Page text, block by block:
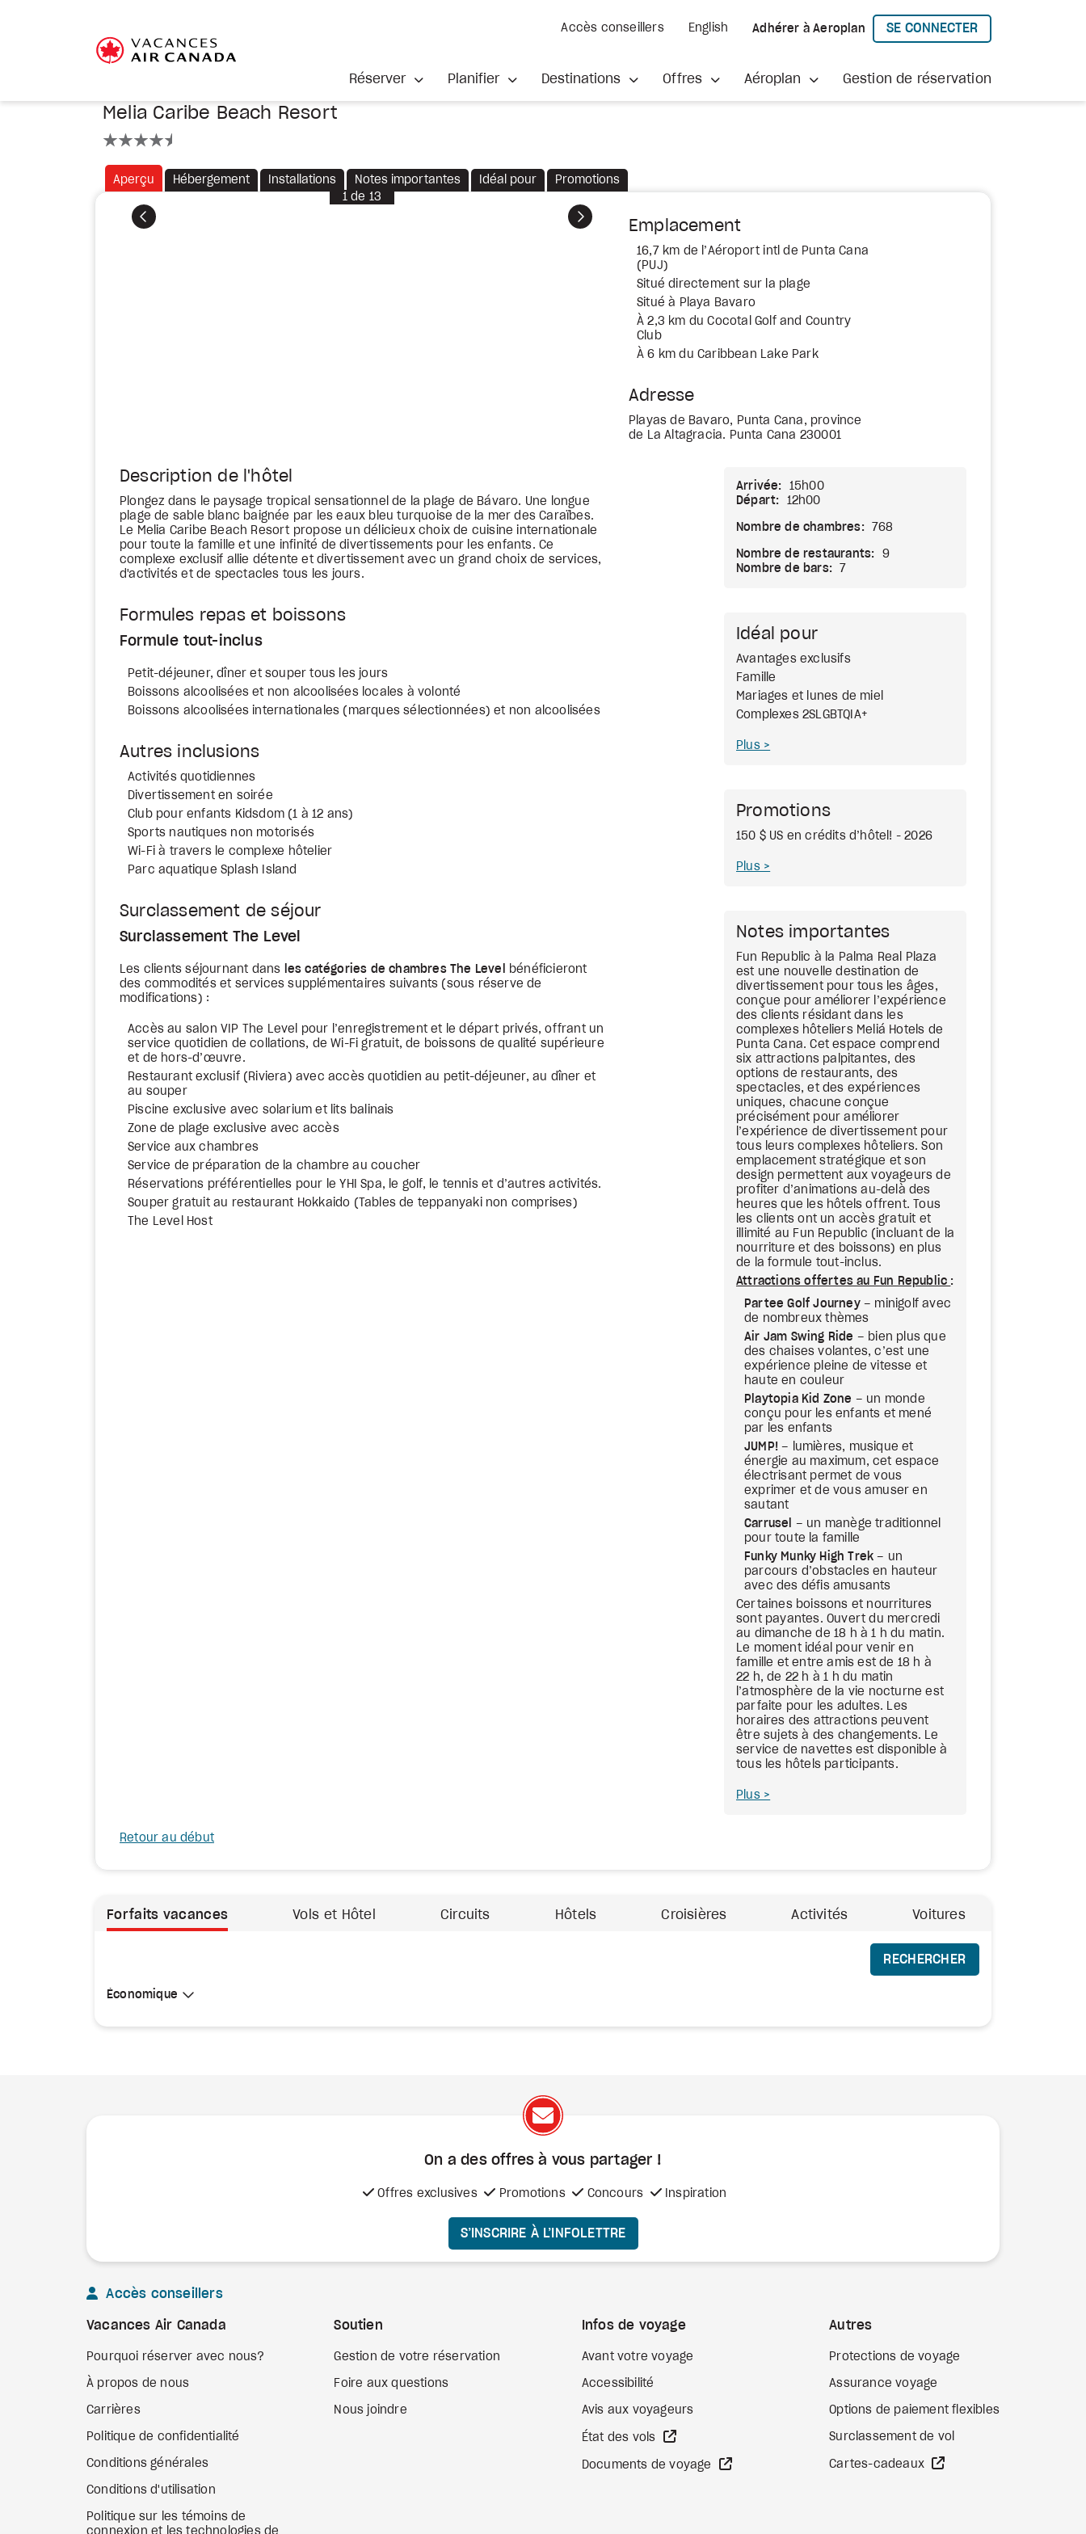
Accès conseillers English Adhérer à Aeroplan
SE CONNECTER
À AEROPLAN
Réserver Planifier Destinations Offres Aéroplan Gestion de réservation
Melia Caribe Beach Resort
Aperçu Hébergement Installations Notes importantes Idéal pour Promotions
Précédent Suivant
1de 13
Emplacement
16,7 km de l’Aéroport intl de Punta Cana
(PUJ)
Situé directement sur la plage
Situé à Playa Bavaro
À 2,3 km du Cocotal Golf and Country
Club
À 6 km du Caribbean Lake Park
Adresse
Playas de Bavaro, Punta Cana, province
de La Altagracia. Punta Cana 230001
Description de l'hôtel
Plongez dans le paysage tropical sensationnel de la plage de Bávaro. Une longue
plage de sable blanc baignée par les eaux bleu turquoise de la mer des Caraïbes.
Le Melia Caribe Beach Resort propose un délicieux choix de cuisine internationale
pour toute la famille et une infinité de divertissements pour les enfants. Ce
complexe exclusif allie détente et divertissement avec un grand choix de services,
d'activités et de spectacles tous les jours.
Formules repas et boissons
Formule tout-inclus
Petit-déjeuner, dîner et souper tous les jours
Boissons alcoolisées et non alcoolisées locales à volonté
Boissons alcoolisées internationales (marques sélectionnées) et non alcoolisées
Autres inclusions
Activités quotidiennes
Divertissement en soirée
Club pour enfants Kidsdom (1 à 12 ans)
Sports nautiques non motorisés
Wi-Fi à travers le complexe hôtelier
Parc aquatique Splash Island
Surclassement de séjour
Surclassement The Level
Les clients séjournant dans les catégories de chambres The Level
bénéficieront
des commodités et services supplémentaires suivants (sous réserve de
modifications) :
Accès au salon VIP The Level pour l’enregistrement et le départ privés, offrant un
service quotidien de collations, de Wi-Fi gratuit, de boissons de qualité supérieure
et de hors-d’œuvre.
Restaurant exclusif (Riviera) avec accès quotidien au petit-déjeuner, au dîner et
au souper
Piscine exclusive avec solarium et lits balinais
Zone de plage exclusive avec accès
Service aux chambres
Service de préparation de la chambre au coucher
Réservations préférentielles pour le YHI Spa, le golf, le tennis et d’autres activités.
Souper gratuit au restaurant Hokkaido (Tables de teppanyaki non comprises)
The Level Host
Arrivée:
15h00
Départ:
12h00
Nombre de chambres: 768
Nombre de restaurants:
9
Nombre de bars:
7
Idéal pour
Avantages exclusifs
Famille
Mariages et lunes de miel
Complexes 2SLGBTQIA+
Plus
Promotions
150 $ US en crédits d’hôtel! - 2026
Plus
Notes importantes
Fun Republic à la Palma Real Plaza
est une nouvelle destination de
divertissement pour tous les âges,
conçue pour améliorer l’expérience
des clients résidant dans les
complexes hôteliers Meliá Hotels de
Punta Cana. Cet espace comprend
six attractions palpitantes, des
options de restaurants, des
spectacles, et des expériences
uniques, chacune conçue
précisément pour améliorer
l’expérience de divertissement pour
tous leurs complexes hôteliers. Son
emplacement stratégique et son
design permettent aux voyageurs de
profiter d’animations au-delà des
heures que les hôtels offrent. Tous
les clients ont un accès gratuit et
illimité au Fun Republic (incluant de la
nourriture et des boissons) en plus
de la formule tout-inclus.
Attractions offertes au Fun Republic :
Partee Golf Journey– minigolf avec
de nombreux thèmes
Air Jam Swing Ride – bien plus que
des chaises volantes, c’est une
expérience pleine de vitesse et
haute en couleur
Playtopia Kid Zone – un monde
conçu pour les enfants et mené
par les enfants
JUMP!– lumières, musique et
énergie au maximum, cet espace
électrisant permet de vous
exprimer et de vous amuser en
sautant
Carrusel
– un manège traditionnel
pour toute la famille
Funky Munky High Trek – un
parcours d’obstacles en hauteur
avec des défis amusants
Certaines boissons et nourritures
sont payantes. Ouvert du mercredi
au dimanche de 18 h à 1 h du matin.
Le moment idéal pour venir en
famille et entre amis est de 18 h à
22 h, de 22 h à 1 h du matin
l’atmosphère de la vie nocturne est
parfaite pour les adultes. Les
horaires des attractions peuvent
être sujets à des changements. Le
service de navettes est disponible à
tous les hôtels participants.
Plus
Retour au début
Forfaits vacances Vols et Hôtel Circuits Hôtels Croisières Activités Voitures
Sélectionner une cabine
Économique
Économique
RECHERCHER
On a des offres à vous partager !
Offres exclusives Promotions Concours Inspiration
S’INSCRIRE À L’INFOLETTRE
Accès conseillers
Vacances Air Canada
Pourquoi réserver avec nous?
À propos de nous
Carrières
Politique de confidentialité
Conditions générales
Conditions d'utilisation
Politique sur les témoins de
connexion et les technologies de
Soutien
Gestion de votre réservation
Foire aux questions
Nous joindre
Infos de voyage
Avant votre voyage
Accessibilité
Avis aux voyageurs
État des vols
Documents de voyage Site Web externe
Autres
Protections de voyage
Assurance voyage
Options de paiement flexibles
Surclassement de vol
Cartes-cadeaux